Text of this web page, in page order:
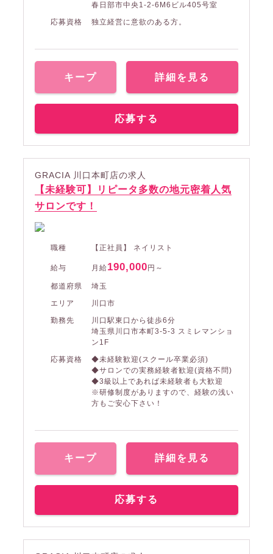
春日部市中央1-2-6M6ビル405号室
応募資格
独立経営に意欲のある方。
キープ 詳細を見る
応募する
GRACIA 川口本町店の求人
【未経験可】リピータ多数の地元密着人気
サロンです！
職種 【正社員】 ネイリスト
給与 月給190,000 円～
都道府県
埼玉
エリア
川口市
勤務先
川口駅東口から徒歩6分
埼玉県川口市本町3-5-3 スミレマンショ
ン1F
応募資格
◆未経験歓迎(スクール卒業必須)
◆サロンでの実務経験者歓迎(資格不問)
◆3級以上であれば未経験者も大歓迎
※研修制度がありますので、経験の浅い
方もご安心下さい！
キープ 詳細を見る
応募する